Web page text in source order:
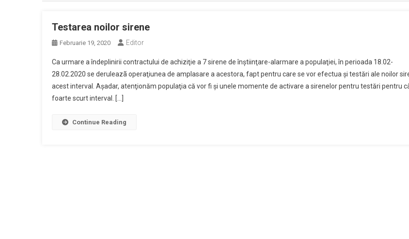
Testarea noilor sirene
Februarie 19, 2020 Editor
Ca urmare a îndeplinirii contractului de achiziţie a 7 sirene de înştiinţare-alarmare a populaţiei, în perioada 18.02-
28.02.2020 se deruleazã operaţiunea de amplasare a acestora, fapt pentru care se vor efectua şi testări ale noilor
acest interval. Aşadar, atenţionăm populaţia că vor fi şi unele momente de activare a sirenelor pentru testări pentru
foarte scurt interval. […]
Continue Reading